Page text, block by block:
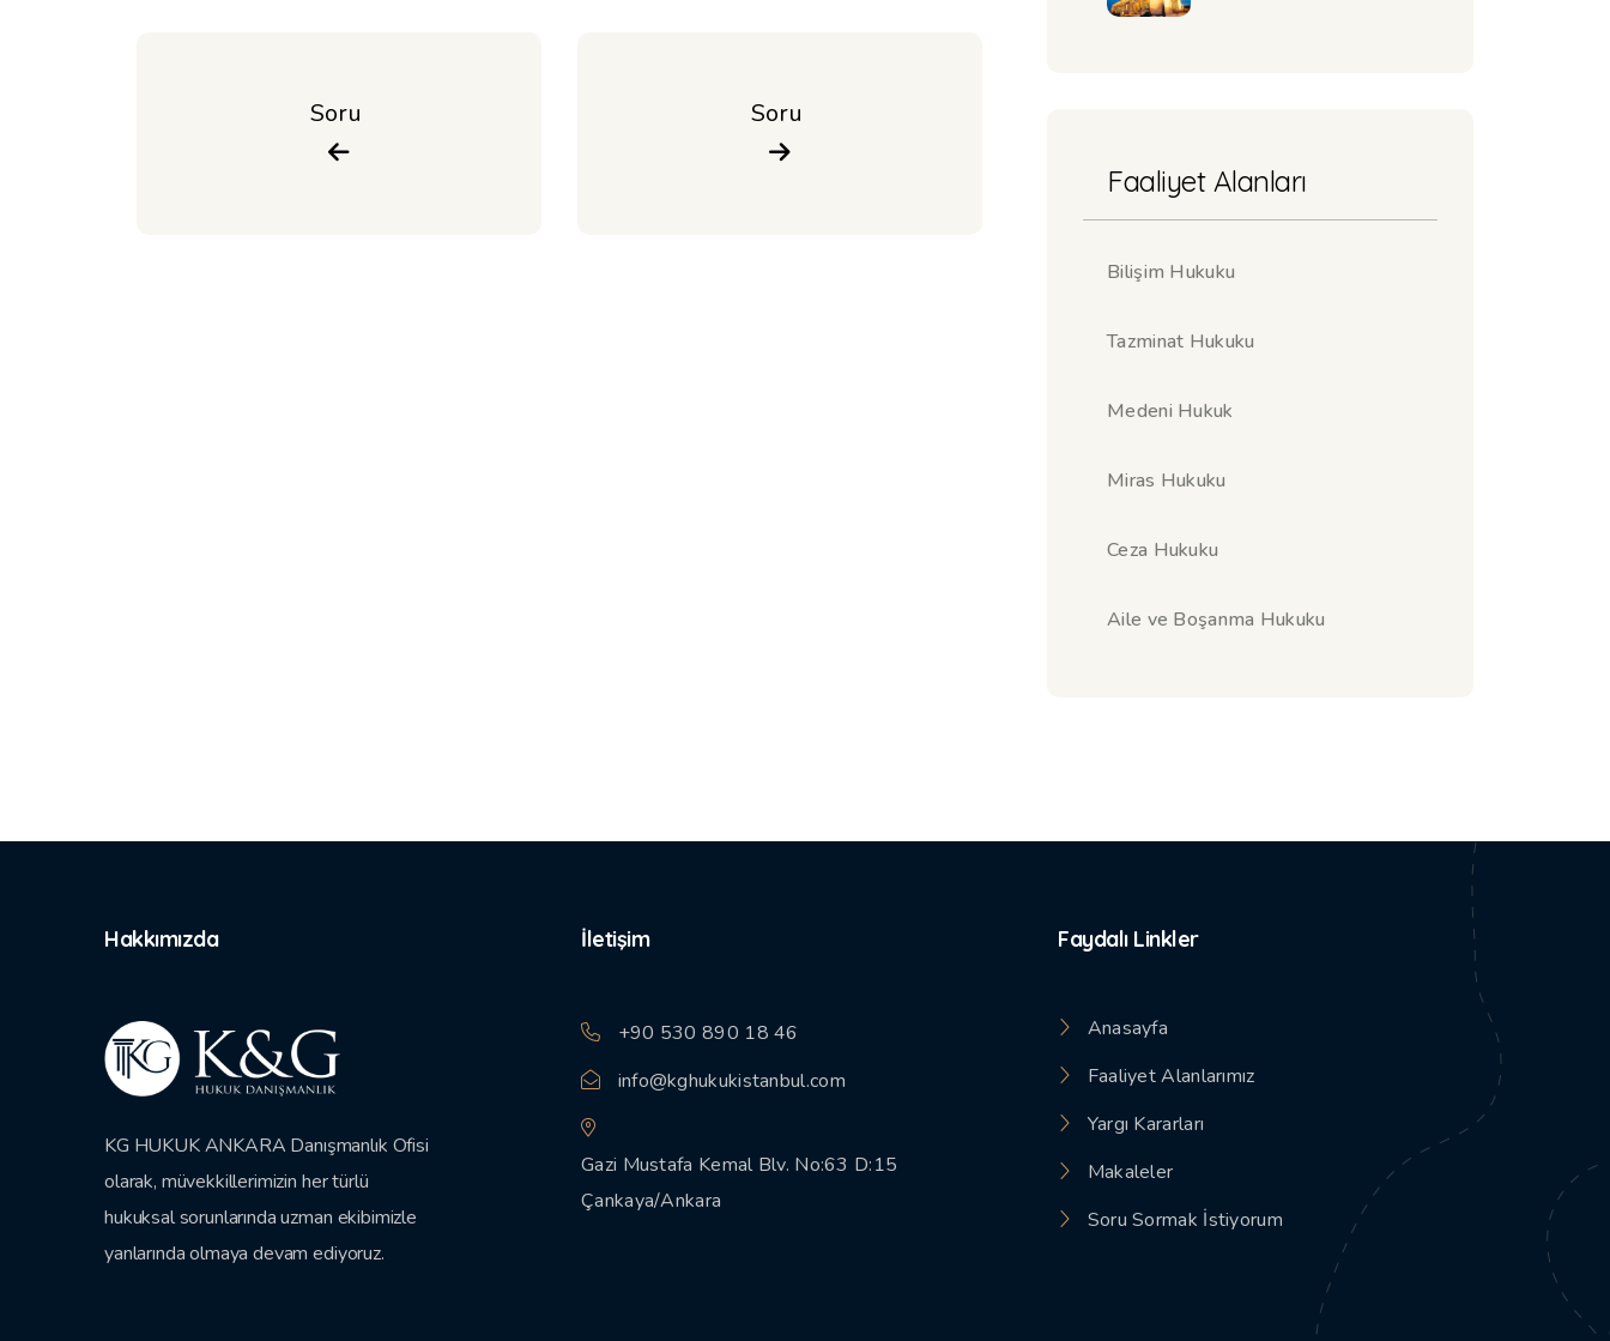
Soru Soru
Faaliyet Alanları
Bilişim Hukuku
Tazminat Hukuku
Medeni Hukuk
Miras Hukuku
Ceza Hukuku
Aile ve Boşanma Hukuku
Hakkımızda
KG HUKUK ANKARA Danışmanlık Ofisi
olarak, müvekkillerimizin her türlü
hukuksal sorunlarında uzman ekibimizle
yanlarında olmaya devam ediyoruz.
İletişim
+90 530 890 18 46
info@kghukukistanbul.com
Gazi Mustafa Kemal Blv. No:63 D:15
Çankaya/Ankara
Faydalı Linkler
Anasayfa
Faaliyet Alanlarımız
Yargı Kararları
Makaleler
Soru Sormak İstiyorum